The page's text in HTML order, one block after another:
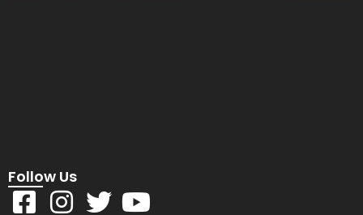
Follow Us